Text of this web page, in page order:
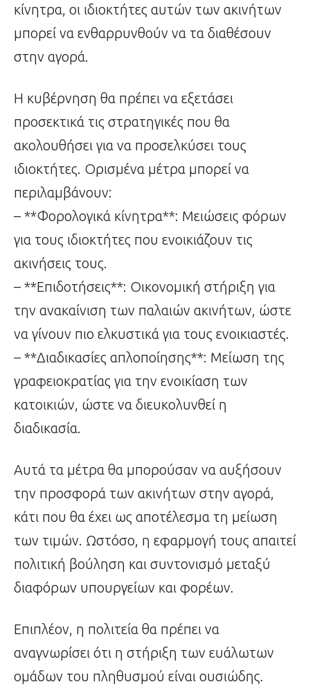
κίνητρα, οι ιδιοκτήτες αυτών των ακινήτων
μπορεί να ενθαρρυνθούν να τα διαθέσουν
στην αγορά.
Η κυβέρνηση θα πρέπει να εξετάσει
προσεκτικά τις στρατηγικές που θα
ακολουθήσει για να προσελκύσει τους
ιδιοκτήτες. Ορισμένα μέτρα μπορεί να
περιλαμβάνουν:
– **Φορολογικά κίνητρα**: Μειώσεις φόρων
για τους ιδιοκτήτες που ενοικιάζουν τις
ακινήσεις τους.
– **Επιδοτήσεις**: Οικονομική στήριξη για
την ανακαίνιση των παλαιών ακινήτων, ώστε
να γίνουν πιο ελκυστικά για τους ενοικιαστές.
– **Διαδικασίες απλοποίησης**: Μείωση της
γραφειοκρατίας για την ενοικίαση των
κατοικιών, ώστε να διευκολυνθεί η
διαδικασία.
Αυτά τα μέτρα θα μπορούσαν να αυξήσουν
την προσφορά των ακινήτων στην αγορά,
κάτι που θα έχει ως αποτέλεσμα τη μείωση
των τιμών. Ωστόσο, η εφαρμογή τους απαιτεί
πολιτική βούληση και συντονισμό μεταξύ
διαφόρων υπουργείων και φορέων.
Επιπλέον, η πολιτεία θα πρέπει να
αναγνωρίσει ότι η στήριξη των ευάλωτων
ομάδων του πληθυσμού είναι ουσιώδης.